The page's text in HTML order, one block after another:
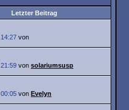
Letzter Beitrag
14:27 von
21:59 von solariumsusp
00:05 von Evelyn